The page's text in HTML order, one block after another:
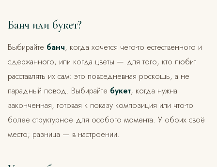
Банч или букет?
Выбирайте банч, когда хочется чего-то естественного и
сдержанного, или когда цветы — для того, кто любит
расставлять их сам: это повседневная роскошь, а не
парадный повод. Выбирайте букет, когда нужна
законченная, готовая к показу композиция или что-то
более структурное для особого момента. У обоих своё
место; разница — в настроении.